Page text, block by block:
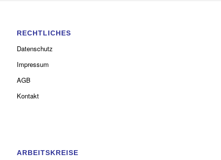
RECHTLICHES
Datenschutz
Impressum
AGB
Kontakt
ARBEITSKREISE